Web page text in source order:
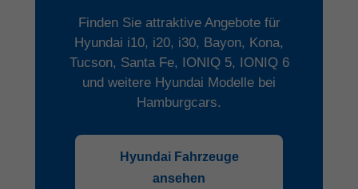
Finden Sie attraktive Angebote für
Hyundai i10, i20, i30, Bayon, Kona,
Tucson, Santa Fe, IONIQ 5, IONIQ 6
und weitere Hyundai Modelle bei
Hamburgcars.
Hyundai Fahrzeuge
ansehen